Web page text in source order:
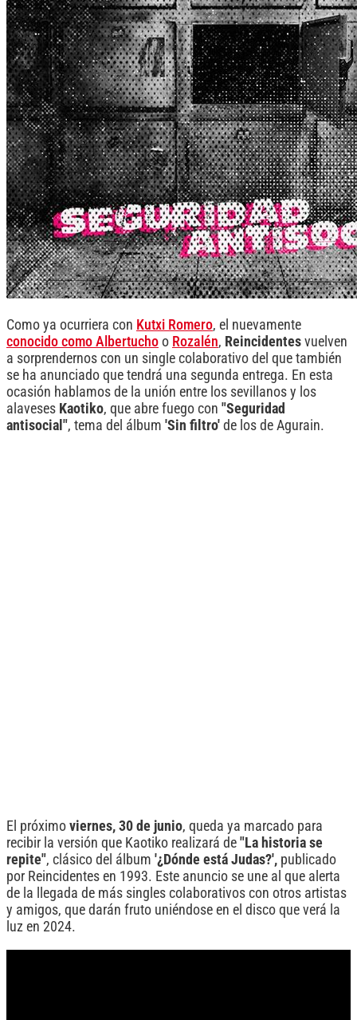
Como ya ocurriera con Kutxi Romero, el nuevamente
conocido como Albertucho o Rozalén, Reincidentes vuelven
a sorprendernos con un single colaborativo del que también
se ha anunciado que tendrá una segunda entrega. En esta
ocasión hablamos de la unión entre los sevillanos y los
alaveses Kaotiko, que abre fuego con "Seguridad
antisocial", tema del álbum 'Sin filtro' de los de Agurain.
El próximo viernes, 30 de junio, queda ya marcado para
recibir la versión que Kaotiko realizará de "La historia se
repite", clásico del álbum '¿Dónde está Judas?', publicado
por Reincidentes en 1993. Este anuncio se une al que alerta
de la llegada de más singles colaborativos con otros artistas
y amigos, que darán fruto uniéndose en el disco que verá la
luz en 2024.